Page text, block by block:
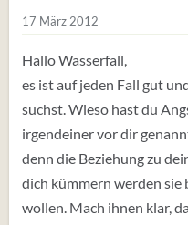
17 März 2012
Hallo Wasserfall,
es ist auf jeden Fall gut
suchst. Wieso hast du
irgendeiner vor dir
denn die Beziehung zu
dich kümmern werden
wollen. Mach ihnen klar,